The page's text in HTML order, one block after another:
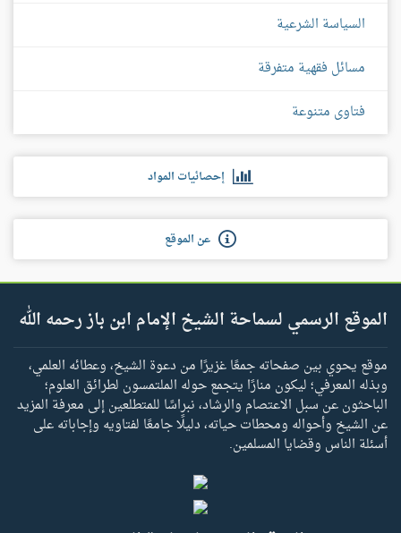
السياسة الشرعية
مسائل فقهية متفرقة
فتاوى متنوعة
إحصائيات المواد
عن الموقع
الموقع الرسمي لسماحة الشيخ الإمام ابن باز رحمه الله
موقع يحوي بين صفحاته جمعًا غزيرًا من دعوة الشيخ، وعطائه العلمي،
وبذله المعرفي؛ ليكون منارًا يتجمع حوله الملتمسون لطرائق العلوم؛
الباحثون عن سبل الاعتصام والرشاد، نبراسًا للمتطلعين إلى معرفة المزيد
عن الشيخ وأحواله ومحطات حياته، دليلًا جامعًا لفتاويه وإجاباته على
أسئلة الناس وقضايا المسلمين.